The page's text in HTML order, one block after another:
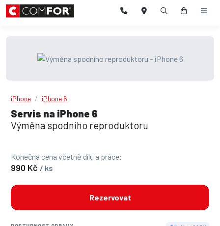
iPhone iPhone 6
Servis na iPhone 6
Výměna spodního reproduktoru
Konečná cena včetně dílu a práce:
990 Kč / ks
Rezervovat